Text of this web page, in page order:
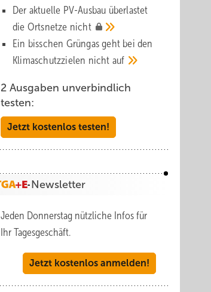
Der aktuelle PV-Ausbau über­lastet
die Orts­netze nicht
Ein bisschen Grüngas geht bei den
Klima­schutz­zielen nicht auf
2 Ausgaben unverbindlich
testen:
Jetzt kostenlos testen!
Newsletter
Jeden Donnerstag nützliche Infos für
Ihr Tagesgeschäft.
Jetzt kostenlos anmelden!